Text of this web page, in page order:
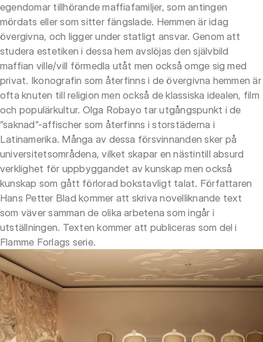
egendomar tillhörande maffiafamiljer, som antingen
mördats eller som sitter fängslade. Hemmen är idag
övergivna, och ligger under statligt ansvar. Genom att
studera estetiken i dessa hem avslöjas den självbild
maffian ville/vill förmedla utåt men också omge sig med
privat. Ikonografin som återfinns i de övergivna hemmen är
ofta knuten till religion men också de klassiska idealen, film
och populärkultur. Olga Robayo tar utgångspunkt i de
”saknad”-affischer som återfinns i storstäderna i
Latinamerika. Många av dessa försvinnanden sker på
universitetsområdena, vilket skapar en nästintill absurd
verklighet för uppbyggandet av kunskap men också
kunskap som gått förlorad bokstavligt talat. Författaren
Hans Petter Blad kommer att skriva novelliknande text
som väver samman de olika arbetena som ingår i
utställningen. Texten kommer att publiceras som del i
Flamme Forlags serie.